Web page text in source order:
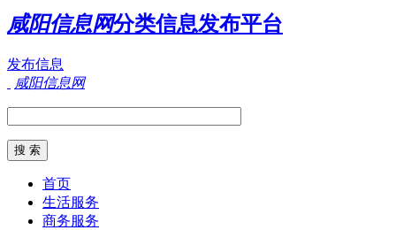
咸阳信息网分类信息发布平台
发布信息
咸阳信息网
首页
生活服务
商务服务